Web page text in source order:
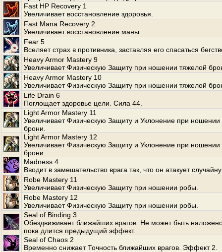
Fast HP Recovery 1
Увеличивает восстановление здоровья.
Fast Mana Recovery 2
Увеличивает восстановление маны.
Fear 5
Вселяет страх в противника, заставляя его спасаться
Heavy Armor Mastery 9
Увеличивает Физическую Защиту при ношении тяжелой
Heavy Armor Mastery 10
Увеличивает Физическую Защиту при ношении тяжелой
Life Drain 6
Поглощает здоровье цели. Сила 44.
Light Armor Mastery 11
Увеличивает Физическую Защиту и Уклонение при ношении
брони.
Light Armor Mastery 12
Увеличивает Физическую Защиту и Уклонение при ношении
брони.
Madness 4
Вводит в замешательство врага так, что он атакует
Robe Mastery 11
Увеличивает Физическую Защиту при ношении робы.
Robe Mastery 12
Увеличивает Физическую Защиту при ношении робы.
Seal of Binding 3
Обездвиживает ближайших врагов. Не может быть
пока длится предыдущий эффект.
Seal of Chaos 2
Временно снижает Точность ближайших врагов. Эффект 2.